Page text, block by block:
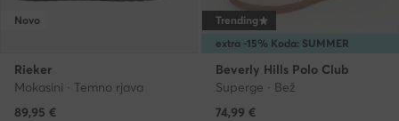
Novo
Rieker
Mokasini · Temno rjava
89,95 €
extra -15% Koda: SUMMER
Trending
Beverly Hills Polo Club
Superge · Bež
74,99 €